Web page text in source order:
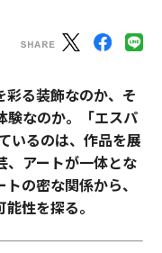
彩る装飾なのか、そ
験なのか。「エスパ
いるのは、作品を展
、アートが一体とな
の密な関係から、
性を探る。